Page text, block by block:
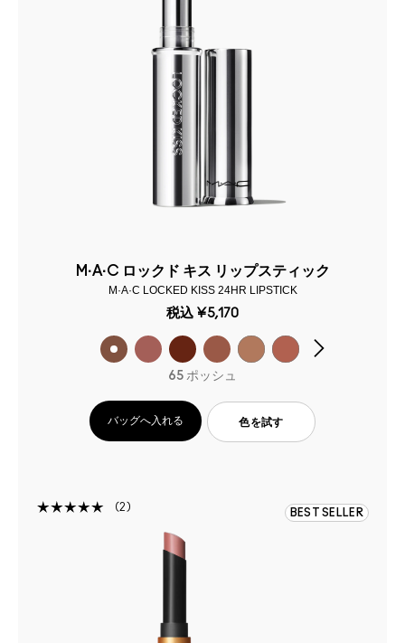
M·A·C ロックド キス リップスティック
M·A·C LOCKED KISS 24HR LIPSTICK
税込 ¥5,170
65 ポッシュ
バッグへ入れる 色を試す
2 BEST SELLER